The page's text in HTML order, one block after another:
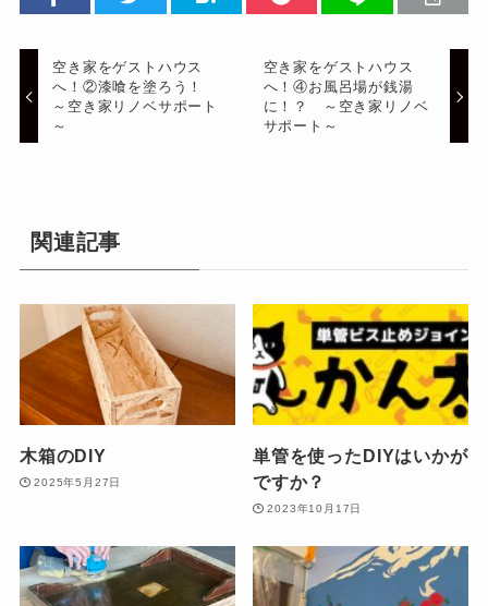
空き家をゲストハウス
へ！②漆喰を塗ろう！
～空き家リノベサポート
～
空き家をゲストハウス
へ！④お風呂場が銭湯
に！？ ～空き家リノベ
サポート～
関連記事
木箱のDIY
2025年5月27日
単管を使ったDIYはいかが
ですか？
2023年10月17日